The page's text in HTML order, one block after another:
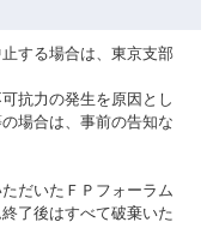
する場合は、東京支部
抗力の発生を原因とし
場合は、事前の告知な
だいたＦＰフォーラム
了後はすべて破棄いた